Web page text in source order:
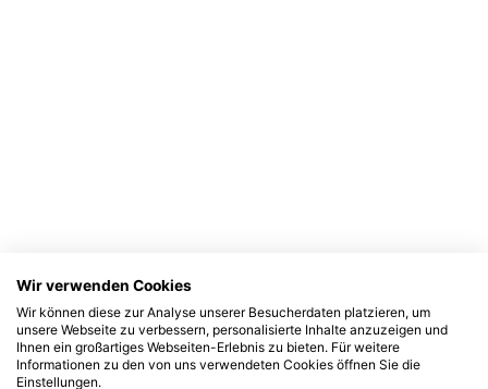
Wir verwenden Cookies
Wir können diese zur Analyse unserer Besucherdaten platzieren, um
unsere Webseite zu verbessern, personalisierte Inhalte anzuzeigen und
Ihnen ein großartiges Webseiten-Erlebnis zu bieten. Für weitere
Informationen zu den von uns verwendeten Cookies öffnen Sie die
Einstellungen.